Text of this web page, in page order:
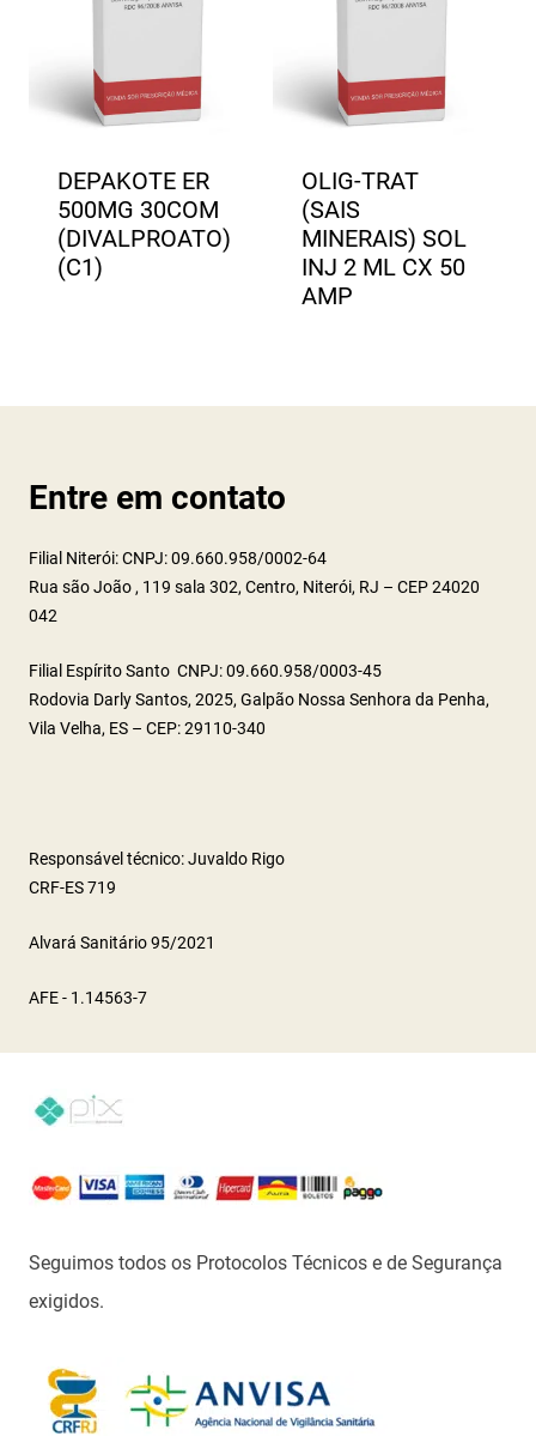
DEPAKOTE ER
500MG 30COM
(DIVALPROATO)
(C1)
OLIG-TRAT
(SAIS
MINERAIS) SOL
INJ 2 ML CX 50
AMP
Entre em contato
Filial Niterói: CNPJ: 09.660.958/0002-64
Rua são João , 119 sala 302, Centro, Niterói, RJ – CEP 24020
042
Filial Espírito Santo CNPJ: 09.660.958/0003-45
Rodovia Darly Santos, 2025, Galpão Nossa Senhora da Penha,
Vila Velha, ES – CEP: 29110-340
Responsável técnico: Juvaldo Rigo
CRF-ES 719
Alvará Sanitário 95/2021
AFE - 1.14563-7
Seguimos todos os Protocolos Técnicos e de Segurança
exigidos.